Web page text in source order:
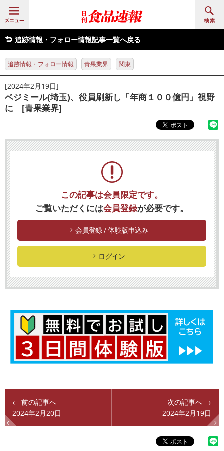
追跡情報・フォロー情報記事一覧へ戻る
追跡情報・フォロー情報 青果業界 関東
[2024年2月19日]
ベジミール(埼玉)、役員刷新し「年商１００億円」視野
に [青果業界]
この記事は会員限定です。
ご覧いただくには会員登録が必要です。
会員登録 / 体験版申込み
ログイン
← 前の記事へ
2024年2月20日
次の記事へ →
2024年2月19日